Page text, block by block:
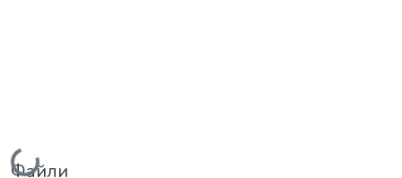
Вантажиться...
Файли